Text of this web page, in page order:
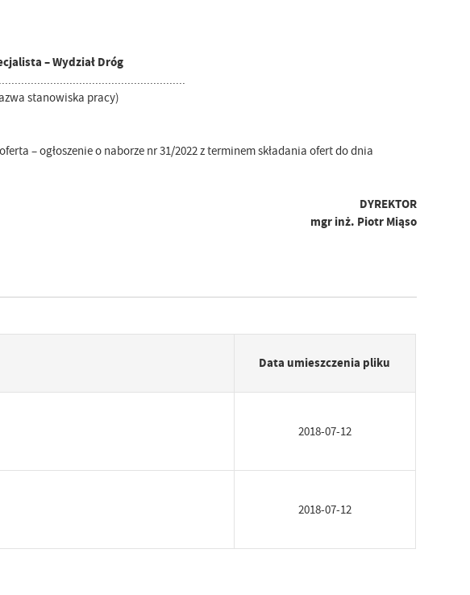
– Wydział Dróg
stanowiska pracy)
– ogłoszenie o naborze nr 31/2022 z terminem składania ofert do dnia
DYREKTOR
mgr inż. Piotr Miąso
Data umieszczenia pliku
2018-07-12
2018-07-12